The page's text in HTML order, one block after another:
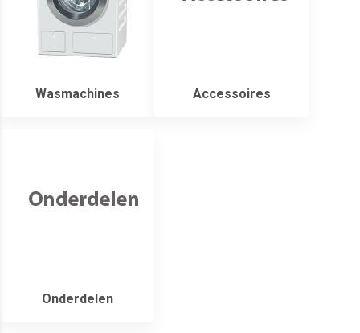
Wasmachines Accessoires
Onderdelen